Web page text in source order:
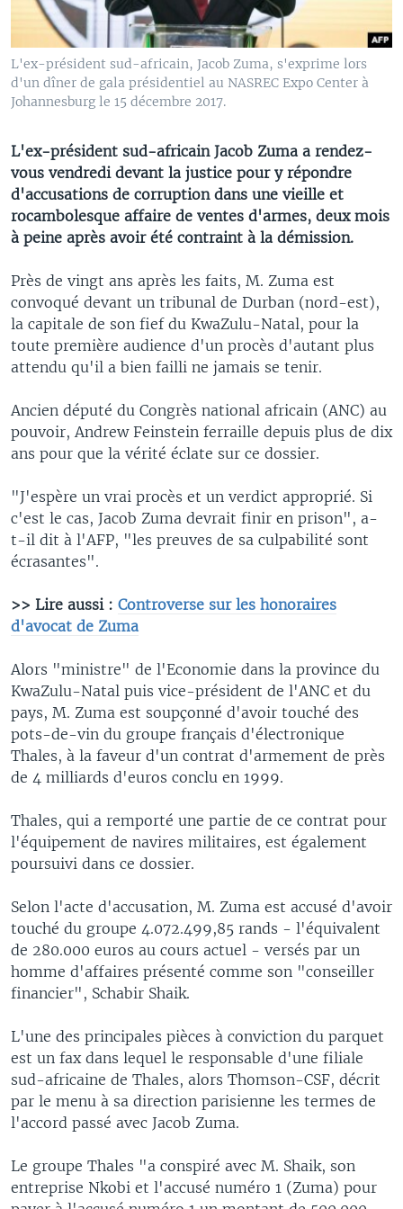
L'ex-président sud-africain, Jacob Zuma, s'exprime lors
d'un dîner de gala présidentiel au NASREC Expo Center à
Johannesburg le 15 décembre 2017.
L'ex-président sud-africain Jacob Zuma a rendez-
vous vendredi devant la justice pour y répondre
d'accusations de corruption dans une vieille et
rocambolesque affaire de ventes d'armes, deux mois
à peine après avoir été contraint à la démission.
Près de vingt ans après les faits, M. Zuma est
convoqué devant un tribunal de Durban (nord-est),
la capitale de son fief du KwaZulu-Natal, pour la
toute première audience d'un procès d'autant plus
attendu qu'il a bien failli ne jamais se tenir.
Ancien député du Congrès national africain (ANC) au
pouvoir, Andrew Feinstein ferraille depuis plus de dix
ans pour que la vérité éclate sur ce dossier.
"J'espère un vrai procès et un verdict approprié. Si
c'est le cas, Jacob Zuma devrait finir en prison", a-
t-il dit à l'AFP, "les preuves de sa culpabilité sont
écrasantes".
>> Lire aussi : Controverse sur les honoraires
d'avocat de Zuma
Alors "ministre" de l'Economie dans la province du
KwaZulu-Natal puis vice-président de l'ANC et du
pays, M. Zuma est soupçonné d'avoir touché des
pots-de-vin du groupe français d'électronique
Thales, à la faveur d'un contrat d'armement de près
de 4 milliards d'euros conclu en 1999.
Thales, qui a remporté une partie de ce contrat pour
l'équipement de navires militaires, est également
poursuivi dans ce dossier.
Selon l'acte d'accusation, M. Zuma est accusé d'avoir
touché du groupe 4.072.499,85 rands - l'équivalent
de 280.000 euros au cours actuel - versés par un
homme d'affaires présenté comme son "conseiller
financier", Schabir Shaik.
L'une des principales pièces à conviction du parquet
est un fax dans lequel le responsable d'une filiale
sud-africaine de Thales, alors Thomson-CSF, décrit
par le menu à sa direction parisienne les termes de
l'accord passé avec Jacob Zuma.
Le groupe Thales "a conspiré avec M. Shaik, son
entreprise Nkobi et l'accusé numéro 1 (Zuma) pour